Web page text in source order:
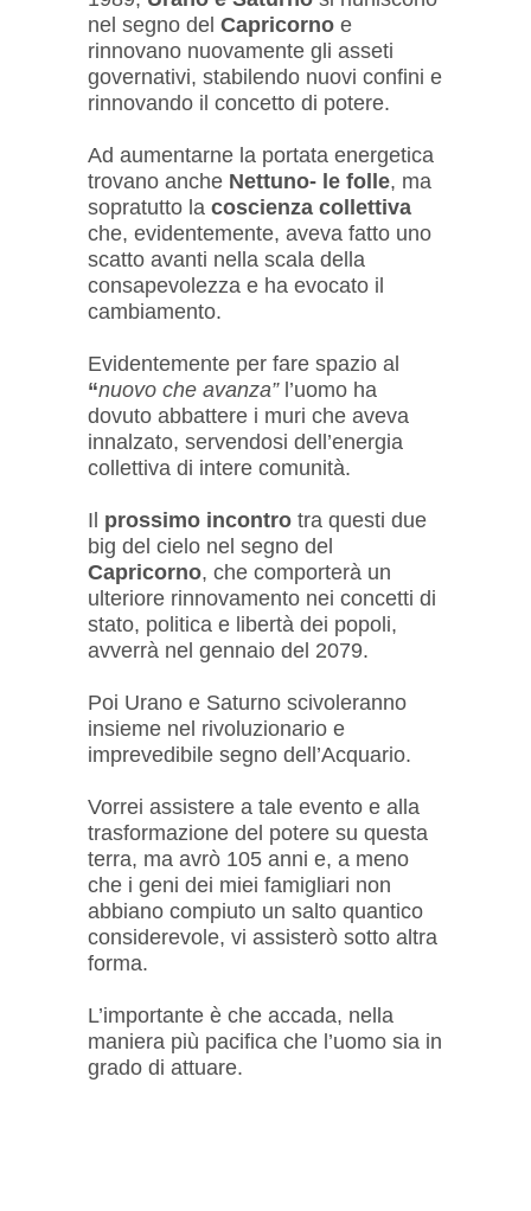
nel segno del Capricorno e
rinnovano nuovamente gli asseti
governativi, stabilendo nuovi confini e
rinnovando il concetto di potere.
Ad aumentarne la portata energetica
trovano anche Nettuno- le folle, ma
sopratutto la coscienza collettiva
che, evidentemente, aveva fatto uno
scatto avanti nella scala della
consapevolezza e ha evocato il
cambiamento.
Evidentemente per fare spazio al
“nuovo che avanza”l’uomo ha
dovuto abbattere i muri che aveva
innalzato, servendosi dell’energia
collettiva di intere comunità.
Il prossimo incontro tra questi due
big del cielo nel segno del
Capricorno, che comporterà un
ulteriore rinnovamento nei concetti di
stato, politica e libertà dei popoli,
avverrà nel gennaio del 2079.
Poi Urano e Saturno scivoleranno
insieme nel rivoluzionario e
imprevedibile segno dell’Acquario.
Vorrei assistere a tale evento e alla
trasformazione del potere su questa
terra, ma avrò 105 anni e, a meno
che i geni dei miei famigliari non
abbiano compiuto un salto quantico
considerevole, vi assisterò sotto altra
forma.
L’importante è che accada, nella
maniera più pacifica che l’uomo sia in
grado di attuare.